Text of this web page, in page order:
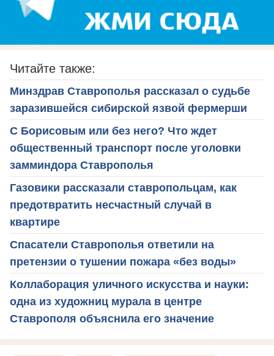
Читайте также:
Минздрав Ставрополья рассказал о судьбе
заразившейся сибирской язвой фермерши
С Борисовым или без него? Что ждет
общественный транспорт после уголовки
замминдора Ставрополья
Газовики рассказали ставропольцам, как
предотвратить несчастный случай в
квартире
Спасатели Ставрополья ответили на
претензии о тушении пожара «без воды»
Коллаборация уличного искусства и науки:
одна из художниц мурала в центре
Ставрополя объяснила его значение